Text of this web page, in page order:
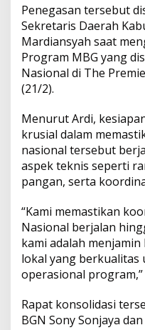
A
p
p
o
o
k
Penegasan tersebut
Sekretaris Daerah
Mardiansyah saat
Program MBG yang
Nasional di The
(21/2).
Menurut Ardi,
krusial dalam
nasional tersebut
aspek teknis seperti
pangan, serta
“Kami memastikan
Nasional berjalan
kami adalah
lokal yang
operasional
Rapat konsolidasi
BGN Sony Sonjaya